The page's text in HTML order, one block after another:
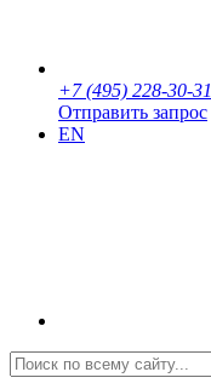
+7 (495) 228-30-31
Отправить запрос
EN